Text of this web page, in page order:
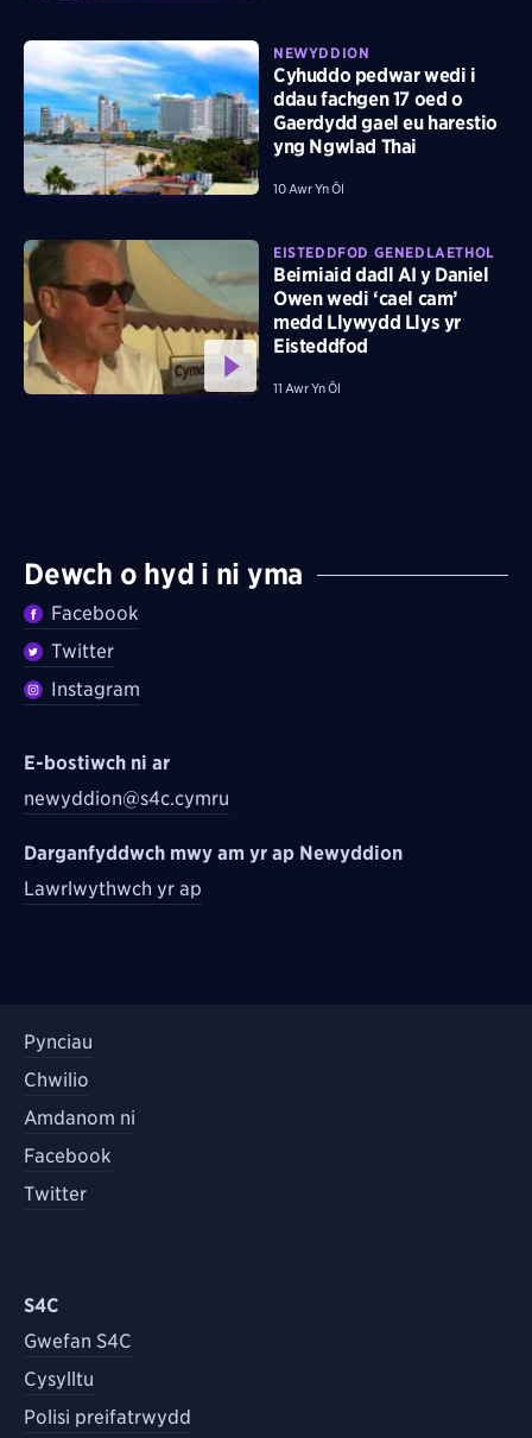
NEWYDDION
Cyhuddo pedwar wedi i
ddau fachgen 17 oed o
Gaerdydd gael eu harestio
yng Ngwlad Thai
10 Awr Yn Ôl
EISTEDDFOD GENEDLAETHOL
Beirniaid dadl AI y Daniel
Owen wedi ‘cael cam’
medd Llywydd Llys yr
Eisteddfod
11 Awr Yn Ôl
Dewch o hyd i ni yma
Facebook
Twitter
Instagram
E-bostiwch ni ar
newyddion@s4c.cymru
Darganfyddwch mwy am yr ap Newyddion
Lawrlwythwch yr ap
Pynciau
Chwilio
Amdanom ni
Facebook
Twitter
S4C
Gwefan S4C
Cysylltu
Polisi preifatrwydd